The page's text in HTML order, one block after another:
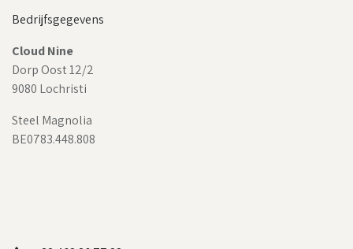
Bedrijfsgegevens
Cloud Nine
Dorp Oost 12/2
9080 Lochristi
Steel Magnolia
BE0783.448.808